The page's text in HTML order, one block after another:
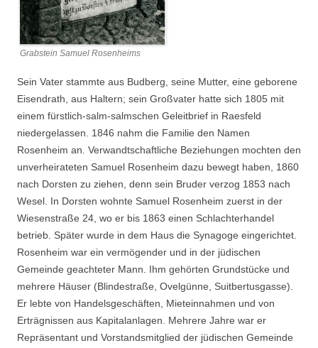
Grabstein Samuel Rosenheims
Sein Vater stammte aus Budberg, seine Mutter, eine geborene
Eisendrath, aus Haltern; sein Großvater hatte sich 1805 mit
einem fürstlich-salm-salmschen Geleitbrief in Raesfeld
niedergelassen. 1846 nahm die Familie den Namen
Rosenheim an. Verwandtschaftliche Beziehungen mochten den
unverheirateten Samuel Rosenheim dazu bewegt haben, 1860
nach Dorsten zu ziehen, denn sein Bruder verzog 1853 nach
Wesel. In Dorsten wohnte Samuel Rosenheim zuerst in der
Wiesenstraße 24, wo er bis 1863 einen Schlachterhandel
betrieb. Später wurde in dem Haus die Synagoge eingerichtet.
Rosenheim war ein vermögender und in der jüdischen
Gemeinde geachteter Mann. Ihm gehörten Grundstücke und
mehrere Häuser (Blindestraße, Ovelgünne, Suitbertusgasse).
Er lebte von Handelsgeschäften, Mieteinnahmen und von
Erträgnissen aus Kapitalanlagen. Mehrere Jahre war er
Repräsentant und Vorstandsmitglied der jüdischen Gemeinde